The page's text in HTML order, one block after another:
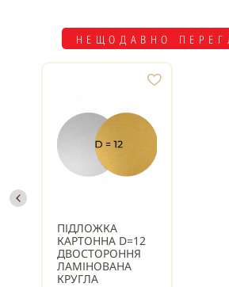
НЕЩОДАВНО
ПІДЛОЖКА
КАРТОННА D=12
ДВОСТОРОННЯ
ЛАМІНОВАНА
КРУГЛА